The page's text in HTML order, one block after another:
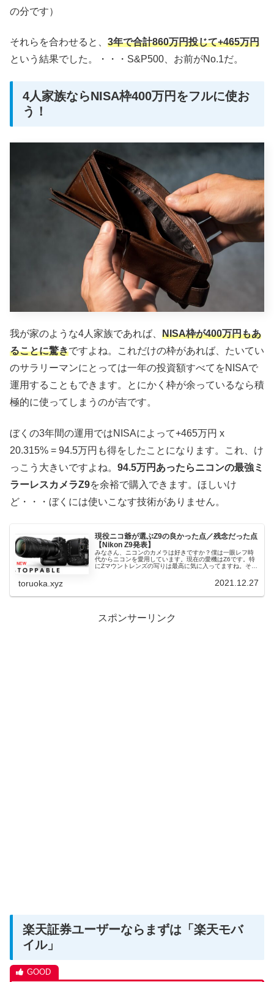
の分です）
それらを合わせると、 3年で合計860万円投じて+465万円
という結果でした。・・・S&P500、お前がNo.1だ。
4人家族ならNISA枠400万円をフルに使お
う！
我が家のような4人家族であれば、 NISA枠が400万円もあ
ることに驚きですよね。これだけの枠があれば、たいてい
のサラリーマンにとっては一年の投資額すべてをNISAで
運用することもできます。とにかく枠が余っているなら積
極的に使ってしまうのが吉です。
ぼくの3年間の運用ではNISAによって+465万円 x
20.315% = 94.5万円も得をしたことになります。これ、け
っこう大きいですよね。 94.5万円あったらニコンの最強ミ
ラーレスカメラZ9を余裕で購入できます。ほしいけ
ど・・・ぼくには使いこなす技術がありません。
現役ニコ爺が選ぶZ9の良かった点／残念だった点
【Nikon Z9発表】
みなさん、ニコンのカメラは好きですか？僕は一眼レフ時
代からニコンを愛用しています。現在の愛機はZ6です。特
にZマウントレンズの写りは最高に気に入ってますね。そん
toruoka.xyz 2021.12.27
スポンサーリンク
楽天証券ユーザーならまずは「楽天モバ
イル」